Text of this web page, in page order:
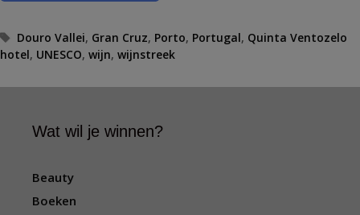
T
a
s
Douro Vallei, Gran Cruz, Porto, Portugal, Quinta Ventozelo
hotel, UNESCO, wijn, wijnstreek
Wat wil je winnen?
Beauty
Boeken